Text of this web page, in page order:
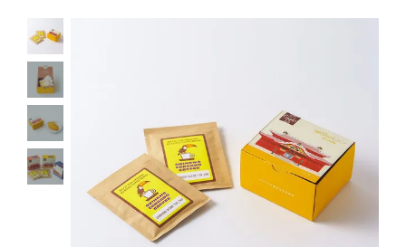
つくり手
ショッピングガイド
よみもの